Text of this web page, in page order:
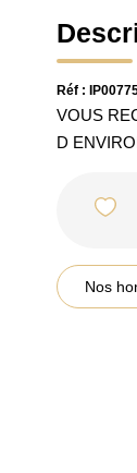
Réf :
VOUS
D
Nos